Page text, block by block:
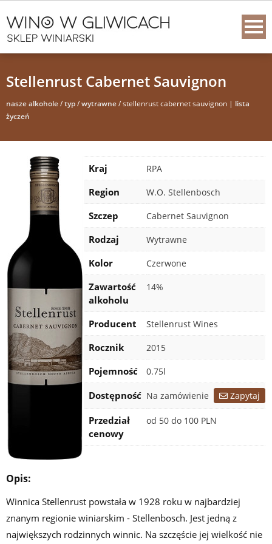
Stellenrust Cabernet Sauvignon
nasze alkohole/typ/wytrawne/ stellenrust cabernet sauvignon | lista
życzeń
Kraj RPA
Region W.O. Stellenbosch
Szczep Cabernet Sauvignon
Rodzaj Wytrawne
Kolor Czerwone
Zawartość
alkoholu
14%
Producent Stellenrust Wines
Rocznik 2015
Pojemność 0.75l
Certyfikaty
Dostępność Na zamówienie Zapytaj
Przedział
cenowy
od 50 do 100 PLN
Opis:
Winnica Stellenrust powstała w 1928 roku w najbardziej
znanym regionie winiarskim - Stellenbosch. Jest jedną z
największych rodzinnych winnic. Na szczęście jej wielkość nie